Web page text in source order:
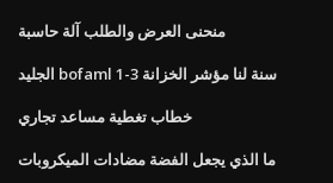
منحنى العرض والطلب آلة حاسبة
الجليد bofaml 1-3 سنة لنا مؤشر الخزانة
خطاب تغطية مساعد تجاري
ما الذي يجعل الفضة مضادات الميكروبات